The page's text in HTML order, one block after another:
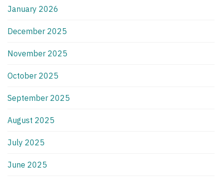
January 2026
December 2025
November 2025
October 2025
September 2025
August 2025
July 2025
June 2025